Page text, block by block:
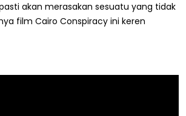
akan merasakan sesuatu yang tidak
film Cairo Conspiracy ini keren